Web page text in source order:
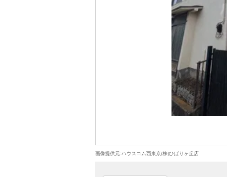
画像提供元:ハウスコム西東京(株)ひばりヶ丘店